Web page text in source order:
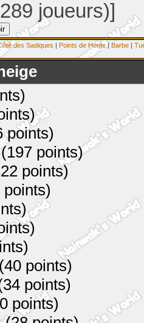
joueurs)]
des Sadiques | Points de Honte| Barbe |
points)
points)
points)
points)
(40 points)
points)
points)